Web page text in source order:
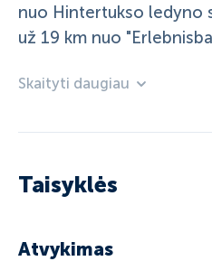
nuo Hintertukso ledyno
už 19 km nuo
Skaityti daugiau
Taisyklės
Atvykimas